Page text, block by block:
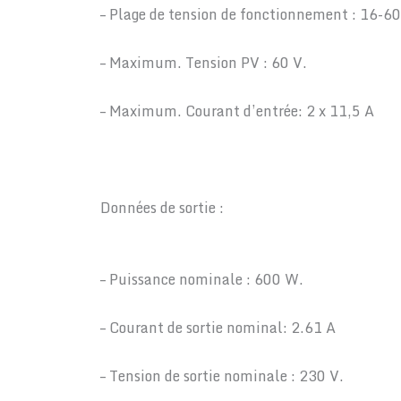
– Plage de tension de fonctionnement : 16-
– Maximum. Tension PV : 60 V.
– Maximum. Courant d’entrée: 2 x 11,5 A
Données de sortie :
– Puissance nominale : 600 W.
– Courant de sortie nominal: 2.61 A
– Tension de sortie nominale : 230 V.